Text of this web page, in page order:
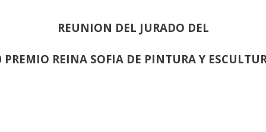
REUNION DEL JURADO DEL
PREMIO REINA SOFIA DE PINTURA Y